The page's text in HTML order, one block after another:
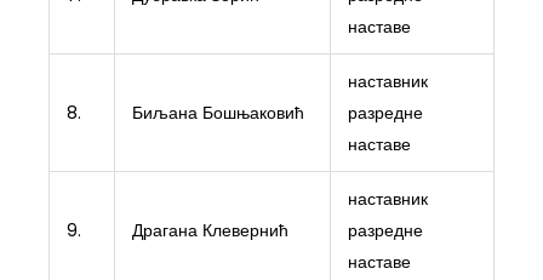
наставе
8. Биљана Бошњаковић
наставник
разредне
наставе
9. Драгана Клевернић
наставник
разредне
наставе